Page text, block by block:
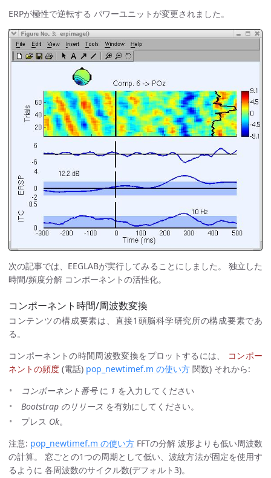
ERPが極性で逆転する パワーユニットが変更されました。
次の記事では、EEGLABが実行してみることにしました。 独立した
時間/頻度分解 コンポーネントの活性化。
コンポーネント時間/周波数変換
コンテンツの構成要素は、直接1頭脳科学研究所の構成要素であ
る。
コンポーネントの時間周波数変換をプロットするには、
コンポー
ネントの頻度 (電話) pop_newtimef.m の使い方 関数) それから:
コンポーネント番号に 1 を入力してください
Bootstrap のリリース を有効にしてください。
プレス Ok。
注意: pop_newtimef.m の使い方 FFTの分解 波形よりも低い周波数
の計算。 窓ごとの1つの周期として低い、波紋方法が固定を使用す
るように 各周波数のサイクル数(デフォルト3)。